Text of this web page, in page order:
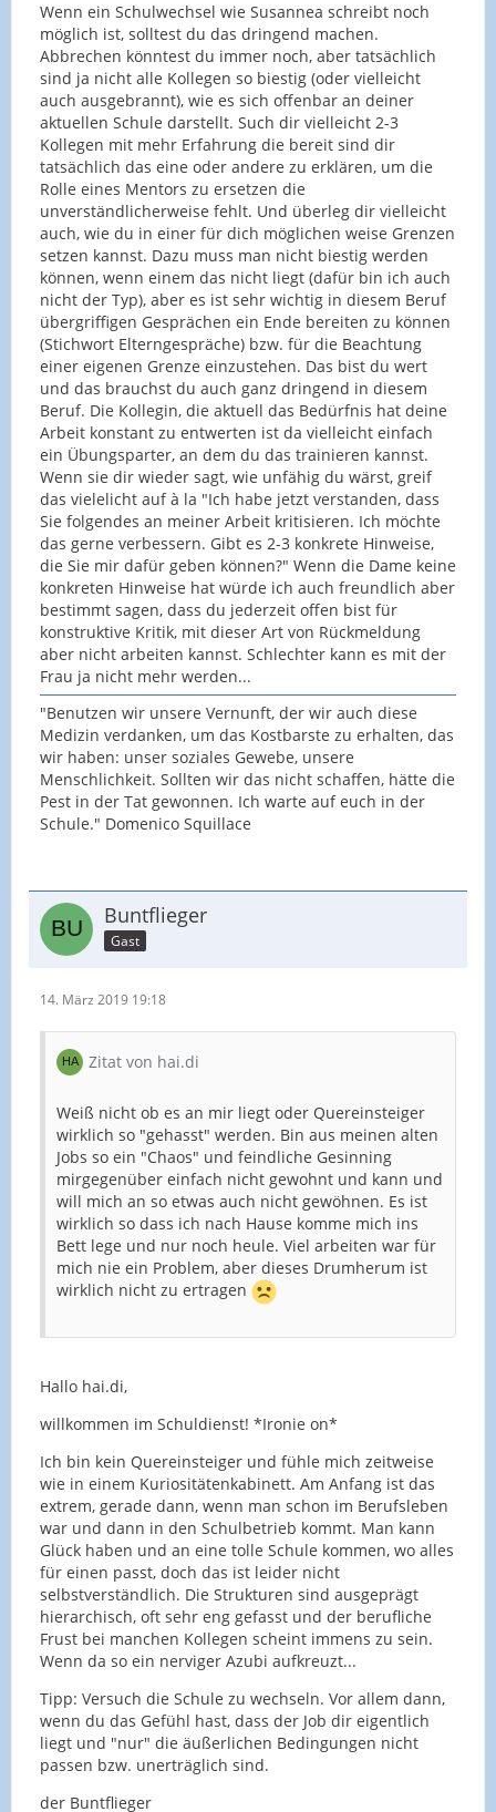
Wenn ein Schulwechsel wie Susannea schreibt noch
möglich ist, solltest du das dringend machen.
Abbrechen könntest du immer noch, aber tatsächlich
sind ja nicht alle Kollegen so biestig (oder vielleicht
auch ausgebrannt), wie es sich offenbar an deiner
aktuellen Schule darstellt. Such dir vielleicht 2-3
Kollegen mit mehr Erfahrung die bereit sind dir
tatsächlich das eine oder andere zu erklären, um die
Rolle eines Mentors zu ersetzen die
unverständlicherweise fehlt. Und überleg dir vielleicht
auch, wie du in einer für dich möglichen weise Grenzen
setzen kannst. Dazu muss man nicht biestig werden
können, wenn einem das nicht liegt (dafür bin ich auch
nicht der Typ), aber es ist sehr wichtig in diesem Beruf
übergriffigen Gesprächen ein Ende bereiten zu können
(Stichwort Elterngespräche) bzw. für die Beachtung
einer eigenen Grenze einzustehen. Das bist du wert
und das brauchst du auch ganz dringend in diesem
Beruf. Die Kollegin, die aktuell das Bedürfnis hat deine
Arbeit konstant zu entwerten ist da vielleicht einfach
ein Übungsparter, an dem du das trainieren kannst.
Wenn sie dir wieder sagt, wie unfähig du wärst, greif
das vielelicht auf à la "Ich habe jetzt verstanden, dass
Sie folgendes an meiner Arbeit kritisieren. Ich möchte
das gerne verbessern. Gibt es 2-3 konkrete Hinweise,
die Sie mir dafür geben können?" Wenn die Dame keine
konkreten Hinweise hat würde ich auch freundlich aber
bestimmt sagen, dass du jederzeit offen bist für
konstruktive Kritik, mit dieser Art von Rückmeldung
aber nicht arbeiten kannst. Schlechter kann es mit der
Frau ja nicht mehr werden...
"Benutzen wir unsere Vernunft, der wir auch diese
Medizin verdanken, um das Kostbarste zu erhalten, das
wir haben: unser soziales Gewebe, unsere
Menschlichkeit. Sollten wir das nicht schaffen, hätte die
Pest in der Tat gewonnen. Ich warte auf euch in der
Schule." Domenico Squillace
Buntflieger
Gast
14. März 2019 19:18
Zitat von hai.di
Weiß nicht ob es an mir liegt oder Quereinsteiger
wirklich so "gehasst" werden. Bin aus meinen alten
Jobs so ein "Chaos" und feindliche Gesinning
mirgegenüber einfach nicht gewohnt und kann und
will mich an so etwas auch nicht gewöhnen. Es ist
wirklich so dass ich nach Hause komme mich ins
Bett lege und nur noch heule. Viel arbeiten war für
mich nie ein Problem, aber dieses Drumherum ist
wirklich nicht zu ertragen
Hallo hai.di,
willkommen im Schuldienst! *Ironie on*
Ich bin kein Quereinsteiger und fühle mich zeitweise
wie in einem Kuriositätenkabinett. Am Anfang ist das
extrem, gerade dann, wenn man schon im Berufsleben
war und dann in den Schulbetrieb kommt. Man kann
Glück haben und an eine tolle Schule kommen, wo alles
für einen passt, doch das ist leider nicht
selbstverständlich. Die Strukturen sind ausgeprägt
hierarchisch, oft sehr eng gefasst und der berufliche
Frust bei manchen Kollegen scheint immens zu sein.
Wenn da so ein nerviger Azubi aufkreuzt...
Tipp: Versuch die Schule zu wechseln. Vor allem dann,
wenn du das Gefühl hast, dass der Job dir eigentlich
liegt und "nur" die äußerlichen Bedingungen nicht
passen bzw. unerträglich sind.
der Buntflieger